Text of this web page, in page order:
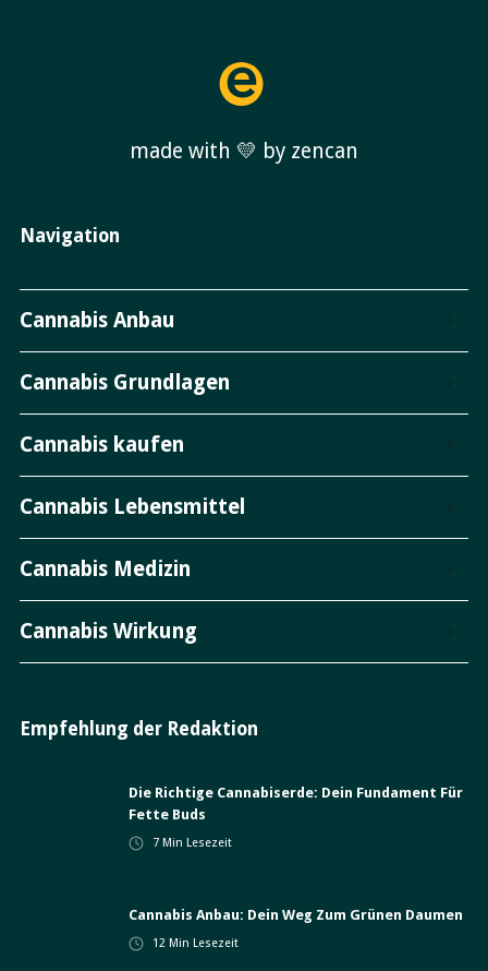
made with 💛 by zencan
Navigation
Cannabis Anbau
Cannabis Grundlagen
Cannabis kaufen
Cannabis Lebensmittel
Cannabis Medizin
Cannabis Wirkung
Empfehlung der Redaktion
Die Richtige Cannabiserde: Dein Fundament Für
Fette Buds
7 Min Lesezeit
Cannabis Anbau: Dein Weg Zum Grünen Daumen
12 Min Lesezeit